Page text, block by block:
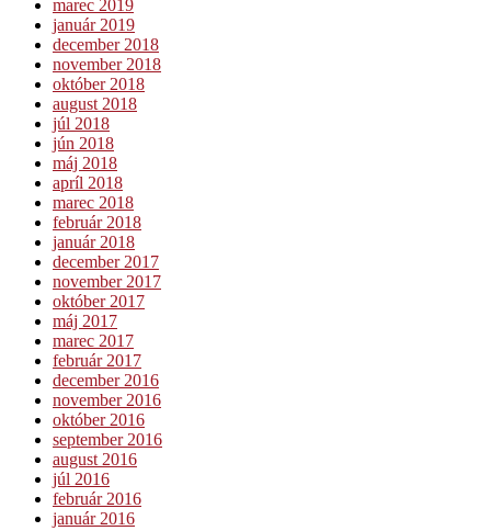
marec 2019
január 2019
december 2018
november 2018
október 2018
august 2018
júl 2018
jún 2018
máj 2018
apríl 2018
marec 2018
február 2018
január 2018
december 2017
november 2017
október 2017
máj 2017
marec 2017
február 2017
december 2016
november 2016
október 2016
september 2016
august 2016
júl 2016
február 2016
január 2016